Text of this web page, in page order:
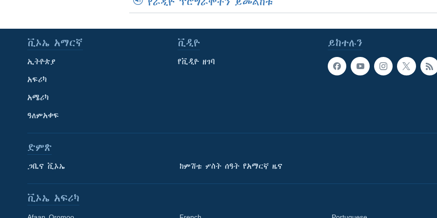
ይከተሉን
ቪኦኤ አማርኛ
ኢትዮጵያ
አፍሪካ
አሜሪካ
ዓለምአቀፍ
ቪዲዮ
የቪዲዮ ዘገባ
ድምጽ
ጋቢና ቪኦኤ ከምሽቱ ሦስት ሰዓት የአማርኛ ዜና
ቪኦኤ አፍሪካ